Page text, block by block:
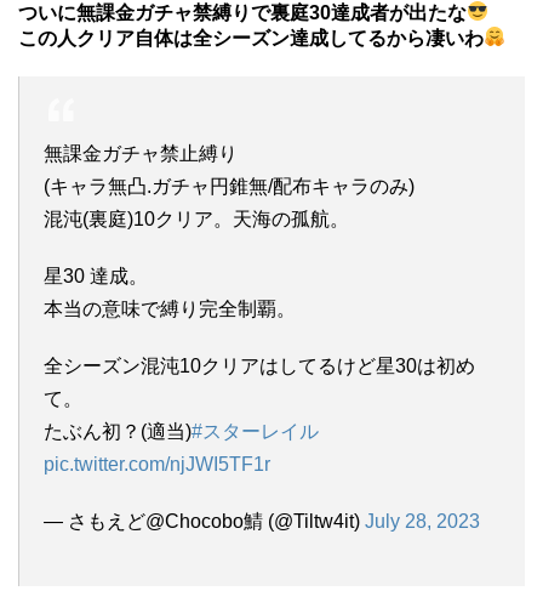
ついに無課金ガチャ禁縛りで裏庭30達成者が出たな
この人クリア自体は全シーズン達成してるから凄いわ
無課金ガチャ禁止縛り
(キャラ無凸.ガチャ円錐無/配布キャラのみ)
混沌(裏庭)10クリア。天海の孤航。
星30 達成。
本当の意味で縛り完全制覇。
全シーズン混沌10クリアはしてるけど星30は初め
て。
たぶん初？(適当)#スターレイル
pic.twitter.com/njJWI5TF1r
— さもえど@Chocobo鯖 (@Tiltw4it) July 28, 2023